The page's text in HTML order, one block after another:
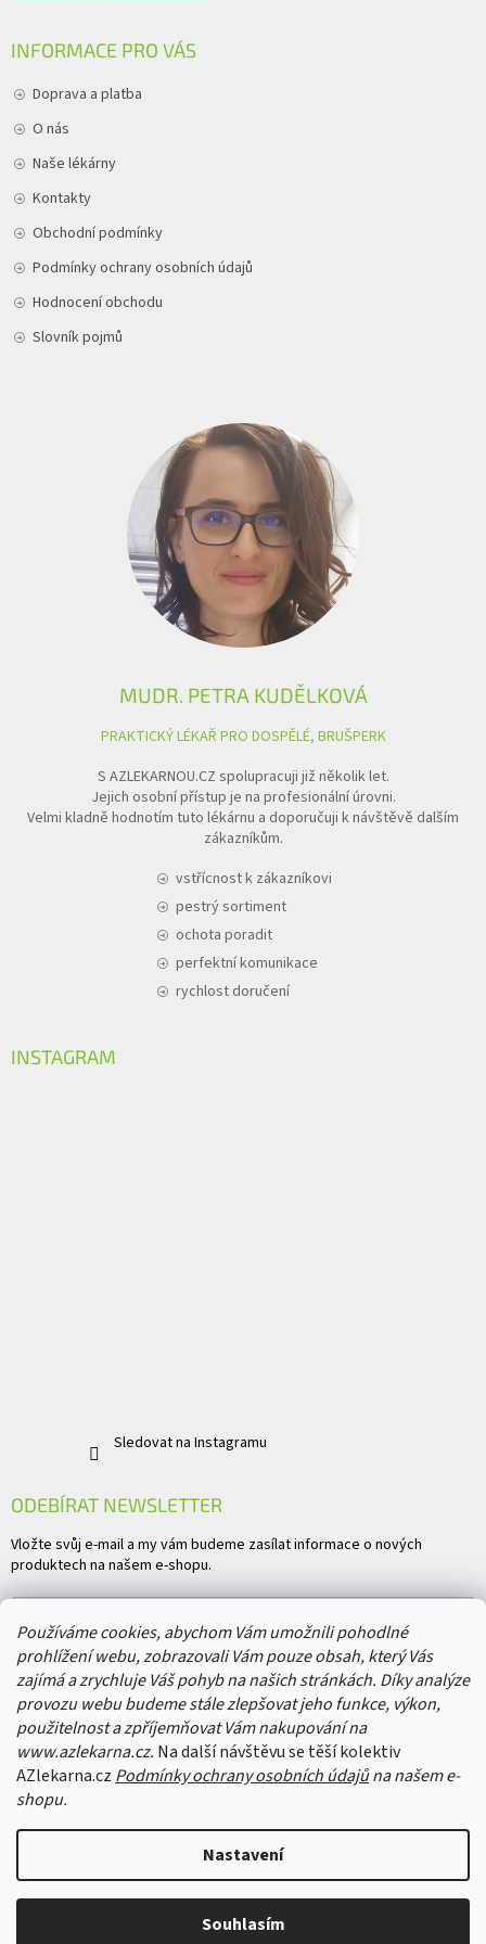
Používáme cookies, abychom Vám umožnili pohodlné
prohlížení webu, zobrazovali Vám pouze obsah, který Vás
zajímá a zrychluje Váš pohyb na našich stránkách. Díky analýze
provozu webu budeme stále zlepšovat jeho funkce, výkon,
použitelnost a zpříjemňovat Vám nakupování na
www.azlekarna.cz. Na další návštěvu se těší kolektiv
AZlekarna.cz Podmínky ochrany osobních údajůna našem e-
shopu.
Nastavení
Souhlasím
INFORMACE PRO VÁS
Doprava a platba
O nás
Naše lékárny
Kontakty
Obchodní podmínky
Podmínky ochrany osobních údajů
Hodnocení obchodu
Slovník pojmů
MUDR. PETRA KUDĚLKOVÁ
PRAKTICKÝ LÉKAŘ PRO DOSPĚLÉ, BRUŠPERK
S AZLEKARNOU.CZ spolupracuji již několik let.
Jejich osobní přístup je na profesionální úrovni.
Velmi kladně hodnotím tuto lékárnu a doporučuji k návštěvě dalším
zákazníkům.
vstřícnost k zákazníkovi
pestrý sortiment
ochota poradit
perfektní komunikace
rychlost doručení
INSTAGRAM
Sledovat na Instagramu
ODEBÍRAT NEWSLETTER
Vložte svůj e-mail a my vám budeme zasílat informace o nových
produktech na našem e-shopu.
Vložením e-mailu souhlasíte spodmínkami ochrany osobních údajů
PŘIHLÁSIT SE
Vytvořil Shoptet &
. Všechna práva vyhrazena.
cookies